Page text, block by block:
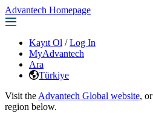
Advantech Homepage
Kayıt Ol / Log In
MyAdvantech
Ara
Türkiye
Visit the Advantech Global website,
region below.